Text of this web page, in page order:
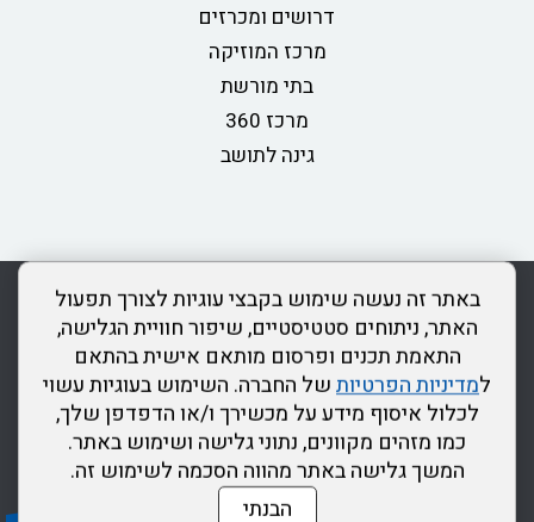
באתר זה נעשה שימוש בקבצי עוגיות לצורך תפעול
האתר, ניתוחים סטטיסטיים, שיפור חוויית הגלישה,
התאמת תכנים ופרסום מותאם אישית בהתאם
למדיניות הפרטיותשל החברה. השימוש בעוגיות עשוי
לכלול איסוף מידע על מכשירך ו/או הדפדפן שלך,
כמו מזהים מקוונים, נתוני גלישה ושימוש באתר.
המשך גלישה באתר מהווה הסכמה לשימוש זה.
הבנתי
דרושים ומכרזים
מרכז המוזיקה
בתי מורשת
מרכז 360
גינה לתושב
rss מדיניות פרטיות מפת אתר צור קשר
כותר ראשון
הצהרת נגישות
דרונט
דיגיטל
-
בניית
אתרים,